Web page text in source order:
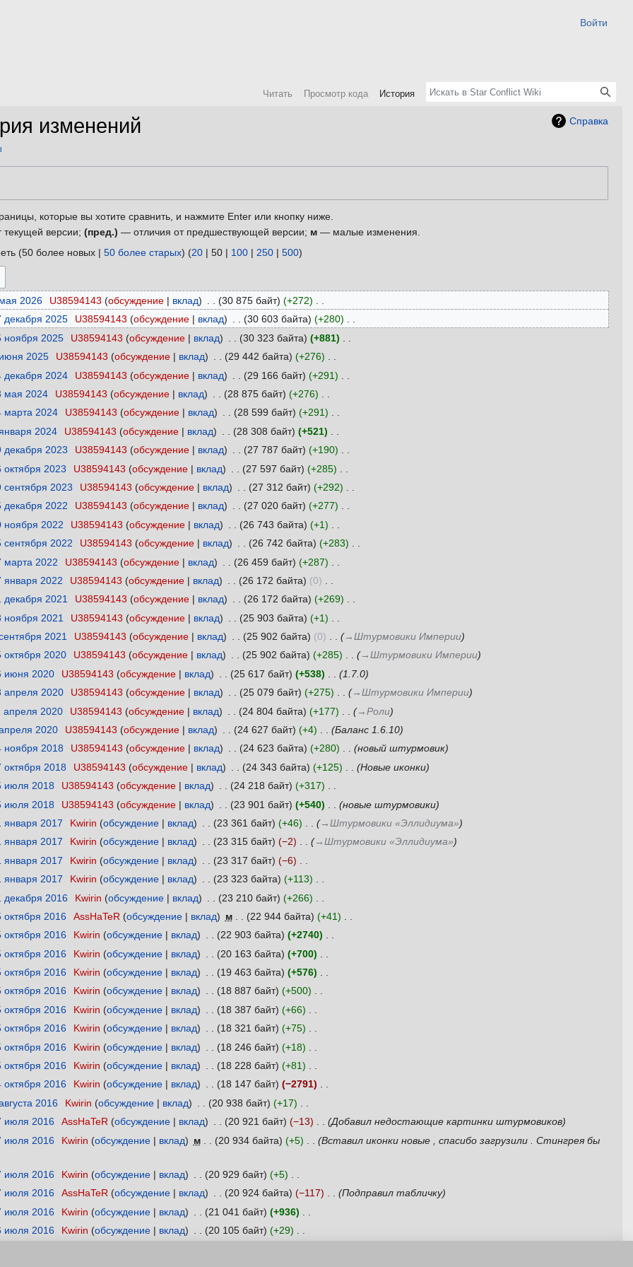
Справка
изменений
которые вы хотите сравнить, и нажмите Enter или кнопку ниже.
версии; (пред.) — отличия от предшествующей версии; м — малые изменения.
(50 более новых | 50 более старых) (20 | 50 | 100 | 250 | 500)
2026 U38594143 обсуждение вклад 30 875 байт +272
декабря 2025 U38594143 обсуждение вклад 30 603 байта +280
ноября 2025 U38594143 обсуждение вклад 30 323 байта +881
2025 U38594143 обсуждение вклад 29 442 байта +276
декабря 2024 U38594143 обсуждение вклад 29 166 байт +291
мая 2024 U38594143 обсуждение вклад 28 875 байт +276
марта 2024 U38594143 обсуждение вклад 28 599 байт +291
2024 U38594143 обсуждение вклад 28 308 байт +521
декабря 2023 U38594143 обсуждение вклад 27 787 байт +190
октября 2023 U38594143 обсуждение вклад 27 597 байт +285
сентября 2023 U38594143 обсуждение вклад 27 312 байт +292
декабря 2022 U38594143 обсуждение вклад 27 020 байт +277
ноября 2022 U38594143 обсуждение вклад 26 743 байта +1
сентября 2022 U38594143 обсуждение вклад 26 742 байта +283
марта 2022 U38594143 обсуждение вклад 26 459 байт +287
января 2022 U38594143 обсуждение вклад 26 172 байта 0
декабря 2021 U38594143 обсуждение вклад 26 172 байта +269
ноября 2021 U38594143 обсуждение вклад 25 903 байта +1
2021 U38594143 обсуждение вклад 25 902 байта 0
→‎Штурмовики Империи
октября 2020 U38594143 обсуждение вклад 25 902 байта +285
→‎Штурмовики Империи
июня 2020 U38594143 обсуждение вклад 25 617 байт +538
1.7.0
апреля 2020 U38594143 обсуждение вклад 25 079 байт +275
→‎Штурмовики Империи
апреля 2020 U38594143 обсуждение вклад 24 804 байта +177
→‎Роли
2020 U38594143 обсуждение вклад 24 627 байт +4
Баланс 1.6.10
ноября 2018 U38594143 обсуждение вклад 24 623 байта +280
новый штурмовик
октября 2018 U38594143 обсуждение вклад 24 343 байта +125
Новые иконки
июля 2018 U38594143 обсуждение вклад 24 218 байт +317
июля 2018 U38594143 обсуждение вклад 23 901 байт +540
новые штурмовики
января 2017 Kwirin обсуждение вклад 23 361 байт +46
→‎Штурмовики «Эллидиума»
января 2017 Kwirin обсуждение вклад 23 315 байт −2
→‎Штурмовики «Эллидиума»
января 2017 Kwirin обсуждение вклад 23 317 байт −6
января 2017 Kwirin обсуждение вклад 23 323 байта +113
декабря 2016 Kwirin обсуждение вклад 23 210 байт +266
октября 2016 AssHaTeR обсуждение вклад м 22 944 байта +41
октября 2016 Kwirin обсуждение вклад 22 903 байта +2740
октября 2016 Kwirin обсуждение вклад 20 163 байта +700
октября 2016 Kwirin обсуждение вклад 19 463 байта +576
октября 2016 Kwirin обсуждение вклад 18 887 байт +500
октября 2016 Kwirin обсуждение вклад 18 387 байт +66
октября 2016 Kwirin обсуждение вклад 18 321 байт +75
октября 2016 Kwirin обсуждение вклад 18 246 байт +18
октября 2016 Kwirin обсуждение вклад 18 228 байт +81
октября 2016 Kwirin обсуждение вклад 18 147 байт −2791
2016 Kwirin обсуждение вклад 20 938 байт +17
июля 2016 AssHaTeR обсуждение вклад 20 921 байт −13
Добавил недостающие картинки штурмовиков
июля 2016 Kwirin обсуждение вклад м 20 934 байта +5
Вставил иконки новые , спасибо загрузили . Стингрея бы
июля 2016 Kwirin обсуждение вклад 20 929 байт +5
июля 2016 AssHaTeR обсуждение вклад 20 924 байта −117
Подправил табличку
июля 2016 Kwirin обсуждение вклад 21 041 байт +936
июля 2016 Kwirin обсуждение вклад 20 105 байт +29
Войти
Читать Просмотр кода История